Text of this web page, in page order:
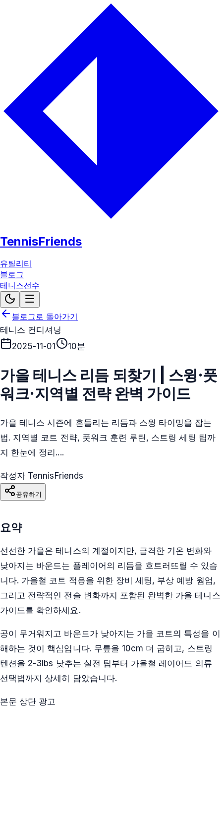
TennisFriends
유틸리티
블로그
테니스선수
블로그로 돌아가기
테니스 컨디셔닝
2025-11-01
10분
가을 테니스 리듬 되찾기 | 스윙·풋
워크·지역별 전략 완벽 가이드
가을 테니스 시즌에 흔들리는 리듬과 스윙 타이밍을 잡는
법. 지역별 코트 전략, 풋워크 훈련 루틴, 스트링 세팅 팁까
지 한눈에 정리....
작성자 TennisFriends
공유하기
요약
선선한 가을은 테니스의 계절이지만, 급격한 기온 변화와
낮아지는 바운드는 플레이어의 리듬을 흐트러뜨릴 수 있습
니다. 가을철 코트 적응을 위한 장비 세팅, 부상 예방 웜업,
그리고 전략적인 전술 변화까지 포함된 완벽한 가을 테니스
가이드를 확인하세요.
공이 무거워지고 바운드가 낮아지는 가을 코트의 특성을 이
해하는 것이 핵심입니다. 무릎을 10cm 더 굽히고, 스트링
텐션을 2-3lbs 낮추는 실전 팁부터 가을철 레이어드 의류
선택법까지 상세히 담았습니다.
본문 상단 광고